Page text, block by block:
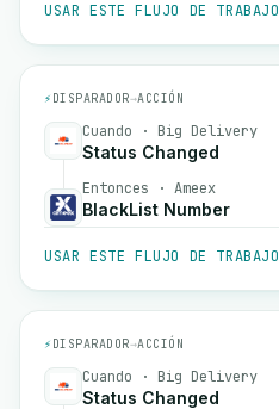
USAR ESTE FLUJO DE TRABAJO
⚡ DISPARADOR→ACCIÓN
Cuando · Big Delivery
Status Changed
Entonces · Ameex
BlackList Number
USAR ESTE FLUJO DE TRABAJO
⚡ DISPARADOR→ACCIÓN
Cuando · Big Delivery
Status Changed